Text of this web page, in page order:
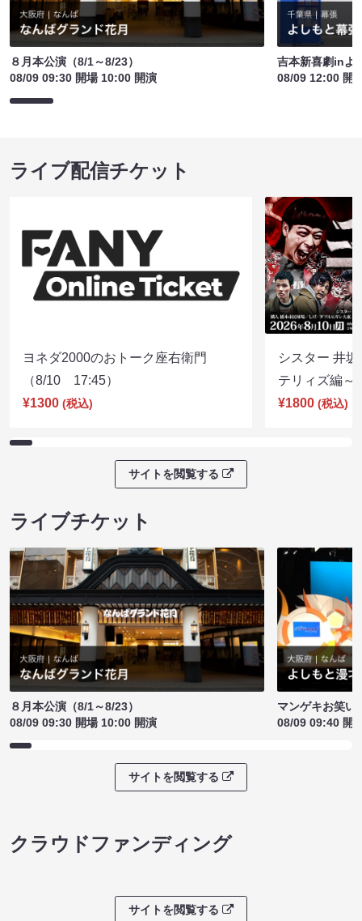
８月本公演（8/1～8/23）
08/09 09:30 開場 10:00 開演
吉本新喜劇inよ
08/09 12:00 開
ライブ配信チケット
ヨネダ2000のおトーク座右衛門
（8/10 17:45）
¥1300 (税込)
シスター 井
テリィズ編
¥1800 (税込)
サイトを閲覧する
ライブチケット
８月本公演（8/1～8/23）
08/09 09:30 開場 10:00 開演
マンゲキお笑い
08/09 09:40 開
サイトを閲覧する
クラウドファンディング
サイトを閲覧する